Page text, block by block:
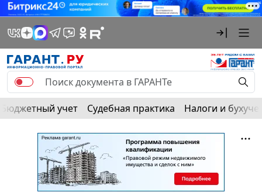
Бюджетный учет Судебная практика Налоги и